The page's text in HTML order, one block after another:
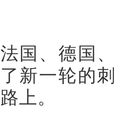
法国、德国
了新一轮的
路上。